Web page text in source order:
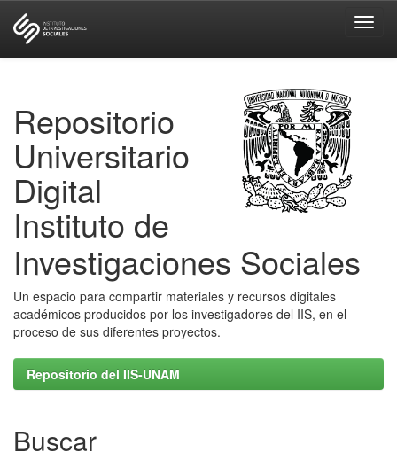
Repositorio
Universitario
Digital
Instituto de
Investigaciones Sociales
Un espacio para compartir materiales y recursos digitales
académicos producidos por los investigadores del IIS, en el
proceso de sus diferentes proyectos.
Repositorio del IIS-UNAM
Buscar